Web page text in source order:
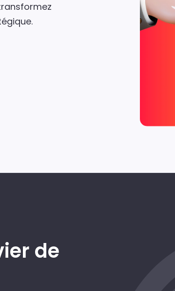
de